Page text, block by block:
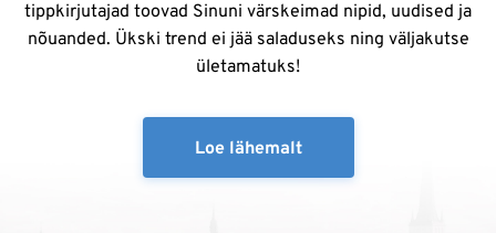
tippkirjutajad toovad Sinuni värskeimad nipid, uudised ja
nõuanded. Ükski trend ei jää saladuseks ning väljakutse
ületamatuks!
Loe lähemalt